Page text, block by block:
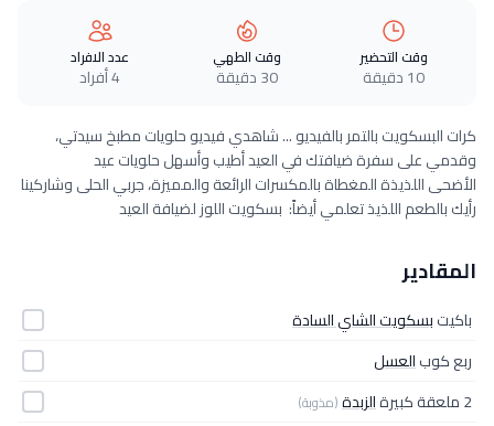
وقت التحضير
10 دقيقة
وقت الطهي
30 دقيقة
عدد الافراد
4 أفراد
كرات البسكويت بالتمر بالفيديو ... شاهدي فيديو حلويات مطبخ سيدتي،
وقدمي على سفرة ضيافتك في العيد أطيب وأسهل حلويات عيد
الأضحى اللذيذة المغطاة بالمكسرات الرائعة والمميزة، جربي الحلى وشاركينا
رأيك بالطعم اللذيذ تعلمي أيضاً: بسكويت اللوز لضيافة العيد
المقادير
باكيتبسكويت الشاي السادة
ربع كوبالعسل
2 ملعقة كبيرة
الزبدة(مذوبة)